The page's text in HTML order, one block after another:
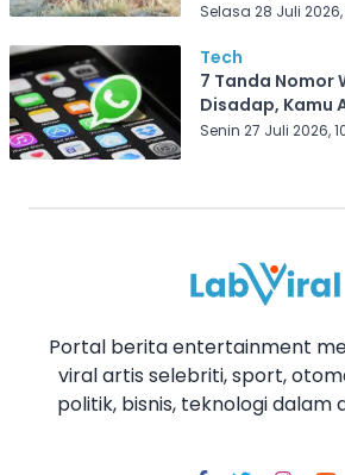
Selasa 28 Juli 2026,
Tech
7 Tanda Nomor
Disadap, Kamu
Senin 27 Juli 2026,
Portal berita entertainment
viral artis selebriti, sport,
politik, bisnis, teknologi dalam